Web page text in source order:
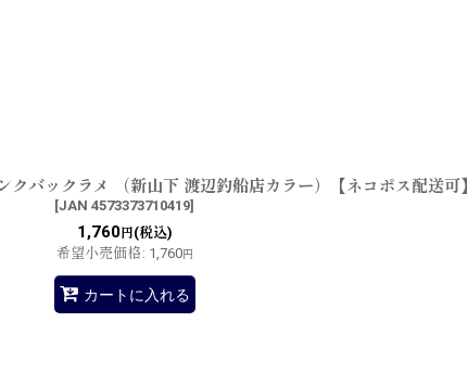
バックラメ （新山下 渡辺釣船店カラー）【ネコポス配送可】
[JAN 4573373710419]
1,760円(税込)
希望小売価格: 1,760円
カートに入れる